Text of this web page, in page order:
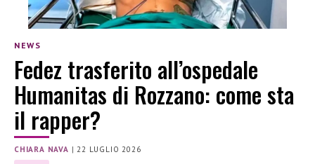
NEWS
Fedez trasferito all’ospedale
Humanitas di Rozzano: come sta
il rapper?
CHIARA NAVA |22 LUGLIO 2026